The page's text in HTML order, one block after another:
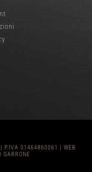
P.IVA 01464860061 | WEB
GARRONE